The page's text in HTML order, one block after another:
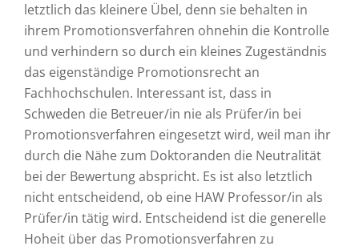
letztlich das kleinere Übel, denn sie behalten in
ihrem Promotionsverfahren ohnehin die Kontrolle
und verhindern so durch ein kleines Zugeständnis
das eigenständige Promotionsrecht an
Fachhochschulen. Interessant ist, dass in
Schweden die Betreuer/in nie als Prüfer/in bei
Promotionsverfahren eingesetzt wird, weil man ihr
durch die Nähe zum Doktoranden die Neutralität
bei der Bewertung abspricht. Es ist also letztlich
nicht entscheidend, ob eine HAW Professor/in als
Prüfer/in tätig wird. Entscheidend ist die generelle
Hoheit über das Promotionsverfahren zu